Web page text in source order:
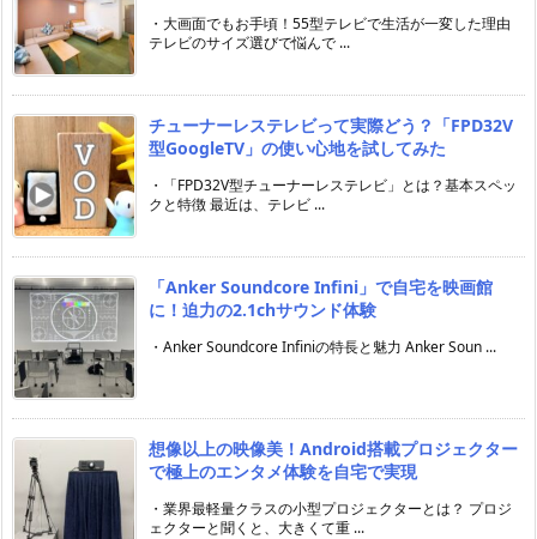
・大画面でもお手頃！55型テレビで生活が一変した理由
テレビのサイズ選びで悩んで ...
チューナーレステレビって実際どう？「FPD32V
型GoogleTV」の使い心地を試してみた
・「FPD32V型チューナーレステレビ」とは？基本スペッ
クと特徴 最近は、テレビ ...
「Anker Soundcore Infini」で自宅を映画館
に！迫力の2.1chサウンド体験
・Anker Soundcore Infiniの特長と魅力 Anker Soun ...
想像以上の映像美！Android搭載プロジェクター
で極上のエンタメ体験を自宅で実現
・業界最軽量クラスの小型プロジェクターとは？ プロジ
ェクターと聞くと、大きくて重 ...